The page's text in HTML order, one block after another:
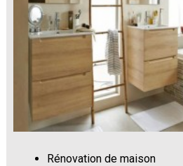
Rénovation de maison